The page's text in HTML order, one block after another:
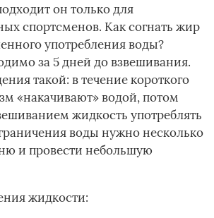
он только для
спортсменов. Как согнать жир
употребления воды?
за 5 дней до взвешивания.
такой: в течение короткого
«накачивают» водой, потом
жидкость употреблять
воды нужно несколько
и провести небольшую
жидкости: